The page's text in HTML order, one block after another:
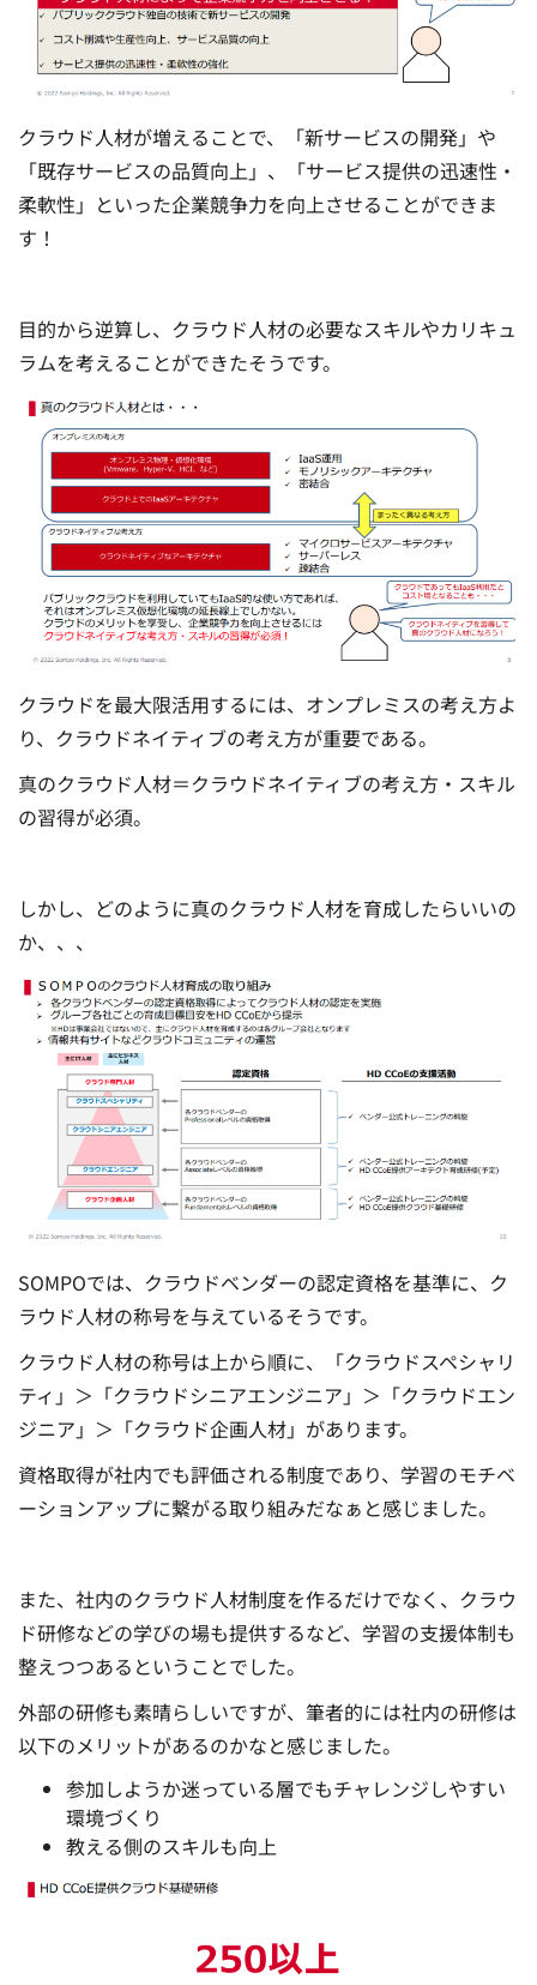
クラウド人材が増えることで、「新サービスの開発」や
「既存サービスの品質向上」、「サービス提供の迅速性・
柔軟性」といった企業競争力を向上させることができま
す！
目的から逆算し、クラウド人材の必要なスキルやカリキュ
ラムを考えることができたそうです。
クラウドを最大限活用するには、オンプレミスの考え方よ
り、クラウドネイティブの考え方が重要である。
真のクラウド人材＝クラウドネイティブの考え方・スキル
の習得が必須。
しかし、どのように真のクラウド人材を育成したらいいの
か、、、
SOMPOでは、クラウドベンダーの認定資格を基準に、ク
ラウド人材の称号を与えているそうです。
クラウド人材の称号は上から順に、「クラウドスペシャリ
ティ」＞「クラウドシニアエンジニア」＞「クラウドエン
ジニア」＞「クラウド企画人材」があります。
資格取得が社内でも評価される制度であり、学習のモチベ
ーションアップに繋がる取り組みだなぁと感じました。
また、社内のクラウド人材制度を作るだけでなく、クラウ
ド研修などの学びの場も提供するなど、学習の支援体制も
整えつつあるということでした。
外部の研修も素晴らしいですが、筆者的には社内の研修は
以下のメリットがあるのかなと感じました。
参加しようか迷っている層でもチャレンジしやすい
環境づくり
教える側のスキルも向上